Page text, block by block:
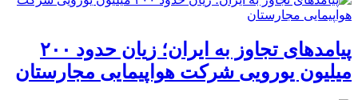
پیامدهای تجاوز به ایران؛ زیان حدود ۲۰۰
میلیون یورویی شرکت هواپیمایی مجارستان